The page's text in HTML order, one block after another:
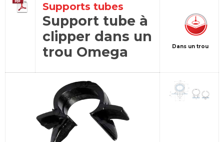
Supports tubes
Support tube à
clipper dans un
trou Omega
Dans un trou